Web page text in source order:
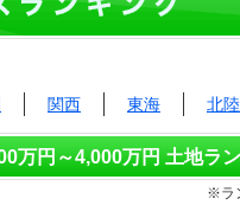
関西 東海 北
万円～4,000万円 土地ラ
※ラ